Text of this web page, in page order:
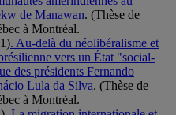
de Manawan. (Thèse de
à Montréal.
. Au-delà du néolibéralisme et
vers un État "social-
des présidents Fernando
Lula da Silva. (Thèse de
à Montréal.